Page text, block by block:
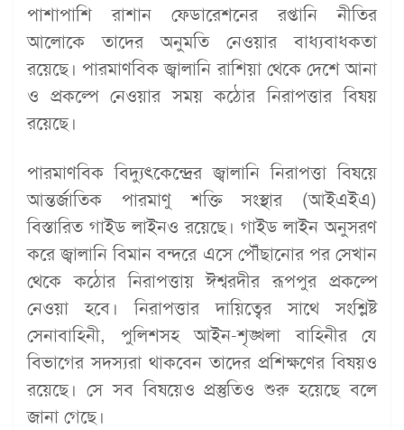
পাশাপাশি রাশান ফেডারেশনের রপ্তানি নীতির
আলোকে তাদের অনুমতি নেওয়ার বাধ্যবাধকতা
রয়েছে। পারমাণবিক জ্বালানি রাশিয়া থেকে দেশে আনা
ও প্রকল্পে নেওয়ার সময় কঠোর নিরাপত্তার বিষয়
রয়েছে।
পারমাণবিক বিদ্যুৎকেন্দ্রের জ্বালানি নিরাপত্তা বিষয়ে
আন্তর্জাতিক পারমাণু শক্তি সংস্থার (আইএইএ)
বিস্তারিত গাইড লাইনও রয়েছে। গাইড লাইন অনুসরণ
করে জ্বালানি বিমান বন্দরে এসে পৌঁছানোর পর সেখান
থেকে কঠোর নিরাপত্তায় ঈশ্বরদীর রূপপুর প্রকল্পে
নেওয়া হবে। নিরাপত্তার দায়িত্বের সাথে সংশ্লিষ্ট
সেনাবাহিনী, পুলিশসহ আইন-শৃঙ্খলা বাহিনীর যে
বিভাগের সদস্যরা থাকবেন তাদের প্রশিক্ষণের বিষয়ও
রয়েছে। সে সব বিষয়েও প্রস্তুতিও শুরু হয়েছে বলে
জানা গেছে।